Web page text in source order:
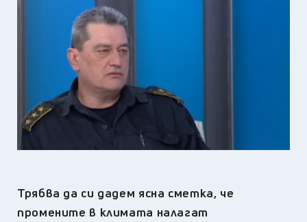
Трябва да си дадем ясна сметка, че
промените в климата налагат